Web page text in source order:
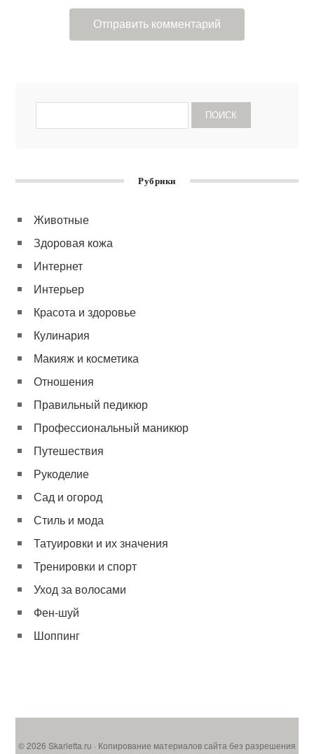
Рубрики
Животные
Здоровая кожа
Интернет
Интерьер
Красота и здоровье
Кулинария
Макияж и косметика
Отношения
Правильный педикюр
Профессиональный маникюр
Путешествия
Рукоделие
Сад и огород
Стиль и мода
Татуировки и их значения
Тренировки и спорт
Уход за волосами
Фен-шуй
Шоппинг
© 2026 Skarletta.ru · Копирование материалов сайта без разрешения